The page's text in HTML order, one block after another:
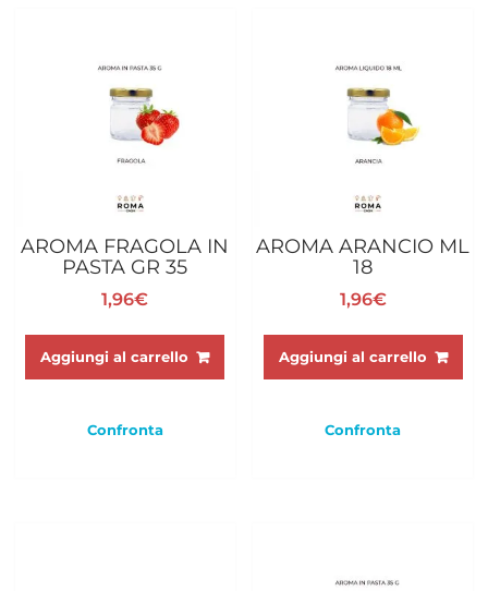
AROMA FRAGOLA IN
PASTA GR 35
1,96€
Aggiungi al carrello
Confronta
AROMA ARANCIO ML
18
1,96€
Aggiungi al carrello
Confronta